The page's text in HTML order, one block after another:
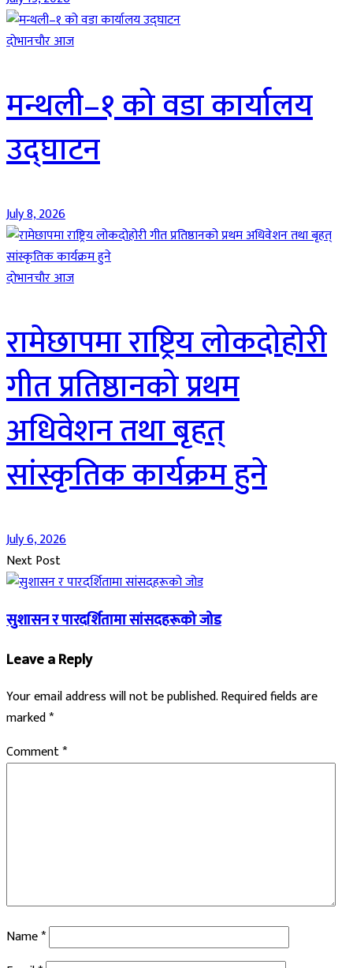
दाेभानचाैर आज
मन्थली–१ को वडा कार्यालय
उद्घाटन
July 8, 2026
दाेभानचाैर आज
रामेछापमा राष्ट्रिय लोकदोहोरी
गीत प्रतिष्ठानको प्रथम
अधिवेशन तथा बृहत्
सांस्कृतिक कार्यक्रम हुने
July 6, 2026
Next Post
सुशासन र पारदर्शितामा सांसदहरूको जोड
Leave a Reply
Your email address will not be published.Required fields are
marked*
Comment*
Name*